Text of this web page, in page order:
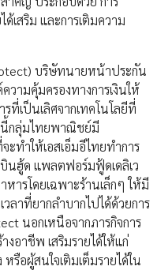
เสริม และการเติมความ
บริษัทนายหน้าประกัน
วามคุ้มครองทางการเงินให้
ที่เป็นเลิศจากเทคโนโลยีที่
กลุ่มไทยพาณิชย์มี
ำให้เอสเอ็มอีไทยทำการ
นฮู้ด แพลตฟอร์มฟู้ดเดลิเว
ารโดยเฉพาะร้านเล็กๆ ให้มี
วลาที่ยากลำบากไปได้ด้วยการ
นอกเหนือจากภารกิจการ
งอาชีพ เสริมรายได้ให้แก่
อผู้สนใจเติมเต็มรายได้ใน